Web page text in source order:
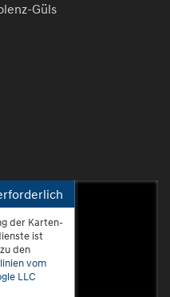
Güls
Güls
der Karten-
ist
den
vom
LLC